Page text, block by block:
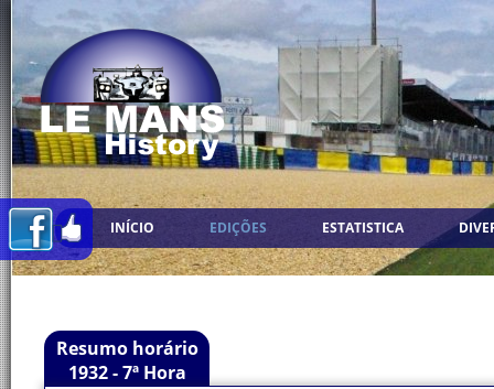
INÍCIO EDIÇÕES ESTATISTICA
Resumo horário
1932 - 7ª Hora